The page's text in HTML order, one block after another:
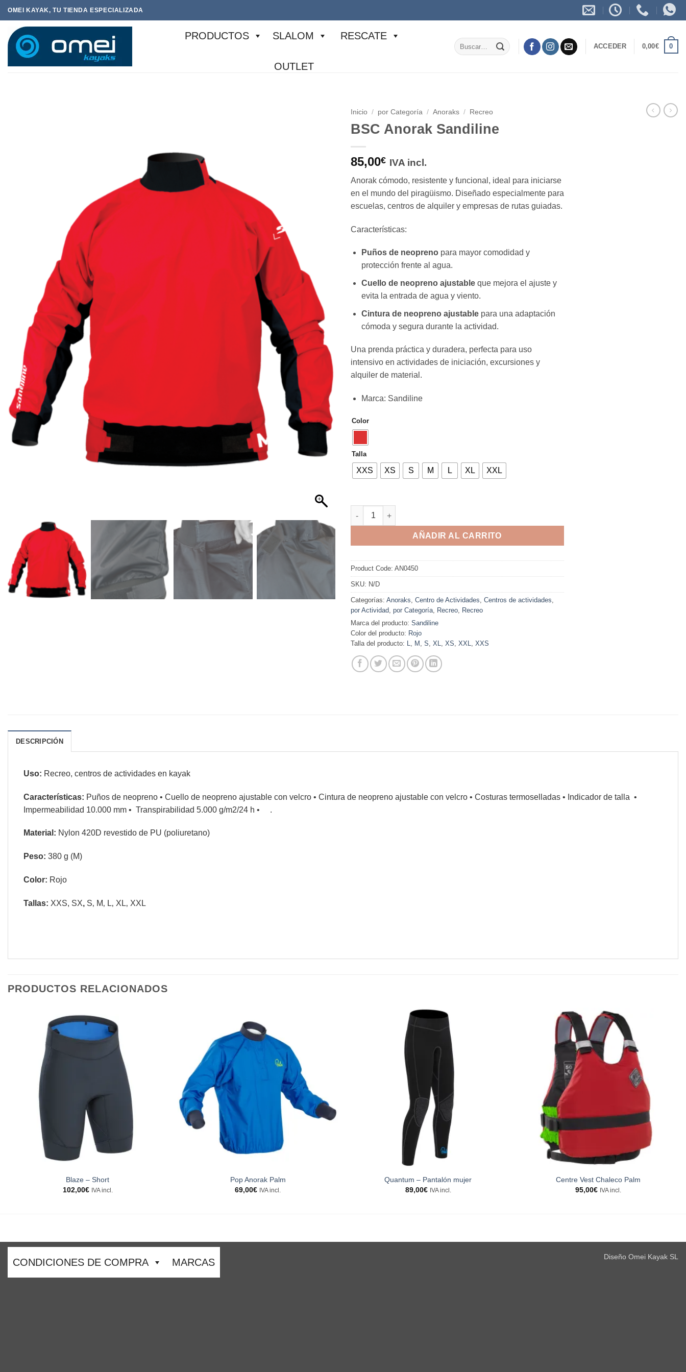
Saltar
al
contenido
OMEI KAYAK, TU TIENDA ESPECIALIZADA
PRODUCTOS SLALOM RESCATE
OUTLET
Buscar
por:
ACCEDER 0,00€ 0
Inicio / por Categoría / Anoraks / Recreo
BSC Anorak Sandiline
85,00€ IVA incl.
Anorak cómodo, resistente y funcional, ideal para iniciarse
en el mundo del piragüismo. Diseñado especialmente para
escuelas, centros de alquiler y empresas de rutas guiadas.
Características:
Puños de neoprenopara mayor comodidad y
protección frente al agua.
Cuello de neopreno ajustableque mejora el ajuste y
evita la entrada de agua y viento.
Cintura de neopreno ajustablepara una adaptación
cómoda y segura durante la actividad.
Una prenda práctica y duradera, perfecta para uso
intensivo en actividades de iniciación, excursiones y
alquiler de material.
Marca: Sandiline
Color
Talla
XXS XS S M L XL XXL
AÑADIR AL CARRITO
Product Code: AN0450
SKU: N/D
Categorías: Anoraks Centro de Actividades Centros de actividades
por Actividad por Categoría Recreo
Recreo
Marca del producto: Sandiline
Color del producto: Rojo
Talla del producto:
M S XL XS XXL XXS
DESCRIPCIÓN
Uso: Recreo, centros de actividades en kayak
Características: Puños de neopreno • Cuello de neopreno ajustable con velcro • Cintura de neopreno ajustable con velcro • Costuras termoselladas • Indicador de talla •
Impermeabilidad 10.000 mm • Transpirabilidad 5.000 g/m2/24 h • .
Material: Nylon 420D revestido de PU (poliuretano)
Peso: 380 g (M)
Color: Rojo
Tallas: XXS, SX, S‚ M‚ L‚ XL‚ XXL
PRODUCTOS RELACIONADOS
Blaze – Short
102,00€ IVA incl.
Pop Anorak Palm
69,00€ IVA incl.
Quantum – Pantalón mujer
89,00€ IVA incl.
Centre Vest Chaleco Palm
95,00€ IVA incl.
Diseño Omei Kayak SL
CONDICIONES DE COMPRA MARCAS